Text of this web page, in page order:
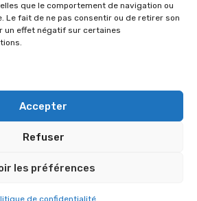
que le comportement de navigation ou
Le fait de ne pas consentir ou de retirer son
un effet négatif sur certaines
Accepter
Refuser
les préférences
de confidentialité